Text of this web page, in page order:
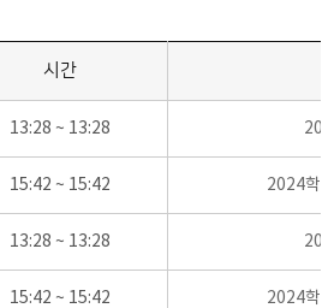
시간
13:28 ~ 13:28
15:42 ~ 15:42 2024학
13:28 ~ 13:28
15:42 ~ 15:42 2024학